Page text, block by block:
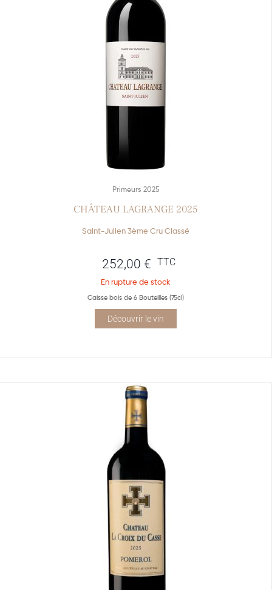
Primeurs 2025
CHÂTEAU LAGRANGE 2025
Saint-Julien 3ème Cru Classé
252,00 € TTC
En rupture de stock
Caisse bois de 6 Bouteilles (75cl)
Découvrir le vin